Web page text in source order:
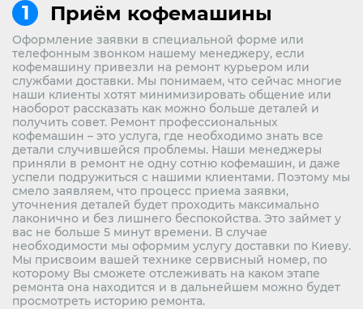
Приём кофемашины
Оформление заявки в специальной форме или
телефонным звонком нашему менеджеру, если
кофемашину привезли на ремонт курьером или
службами доставки. Мы понимаем, что сейчас многие
наши клиенты хотят минимизировать общение или
наоборот рассказать как можно больше деталей и
получить совет. Ремонт профессиональных
кофемашин – это услуга, где необходимо знать все
детали случившейся проблемы. Наши менеджеры
приняли в ремонт не одну сотню кофемашин, и даже
успели подружиться с нашими клиентами. Поэтому мы
смело заявляем, что процесс приема заявки,
уточнения деталей будет проходить максимально
лаконично и без лишнего беспокойства. Это займет у
вас не больше 5 минут времени. В случае
необходимости мы оформим услугу доставки по Киеву.
Мы присвоим вашей технике сервисный номер, по
которому Вы сможете отслеживать на каком этапе
ремонта она находится и в дальнейшем можно будет
просмотреть историю ремонта.